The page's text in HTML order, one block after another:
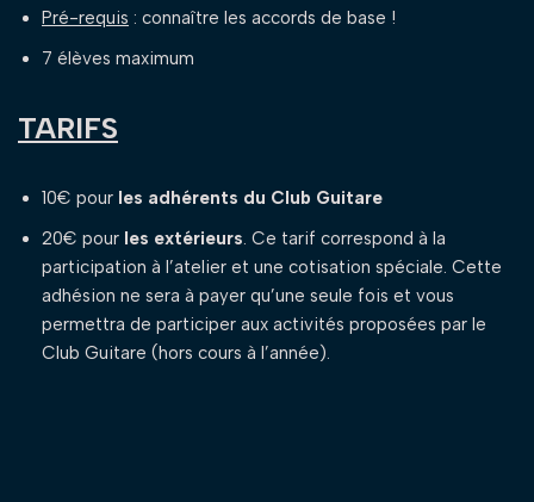
Pré-requis : connaître les accords de base !
7 élèves maximum
TARIFS
10€ pour les adhérents du Club Guitare
20€ pour les extérieurs. Ce tarif correspond à la
participation à l’atelier et une cotisation spéciale. Cette
adhésion ne sera à payer qu’une seule fois et vous
permettra de participer aux activités proposées par le
Club Guitare (hors cours à l’année).